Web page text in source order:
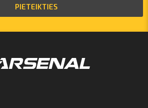
PIETEIKTIES